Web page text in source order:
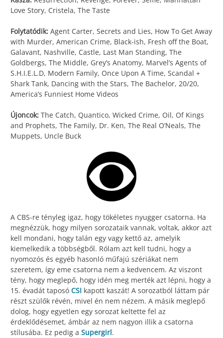
Love Story, Cristela, The Taste
Folytatódik: Agent Carter, Secrets and Lies, How To Get Away
with Murder, American Crime, Black-ish, Fresh off the Boat,
Galavant, Nashville, Castle, Last Man Standing, The
Goldbergs, The Middle, Grey’s Anatomy, Marvel’s Agents of
S.H.I.E.L.D, Modern Family, Once Upon A Time, Scandal +
Shark Tank, Dancing with the Stars, The Bachelor, 20/20,
America’s Funniest Home Videos
Újoncok: The Catch, Quantico, Wicked Crime, Oil, Of Kings
and Prophets, The Family, Dr. Ken, The Real O’Neals, The
Muppets, Uncle Buck
A CBS-re tényleg igaz, hogy tökéletes nyugger csatorna. Ha
megnézzük, hogy milyen sorozataik vannak, voltak, akkor azt
kell mondani, hogy talán egy vagy kettő az, amelyik
kiemelkedik a többségből. Rólam azt kell tudni, hogy a
nyomozós és egyéb hasonló műfajú szériákat nem
szeretem, így eme csatorna nem a kedvencem. Az viszont
tény, hogy meglepő, hogy idén meg merték azt lépni, hogy a
15. évadát taposó CSI kapott kaszát! A sorozatból láttam pár
részt szülők révén, mivel én nem nézem. A másik meglepő
dolog, hogy egyetlen egy sorozat keltette fel az
érdeklődésemet, ámbár az nem nagyon illik a csatorna
stílusába. Ez pedig a Supergirl.